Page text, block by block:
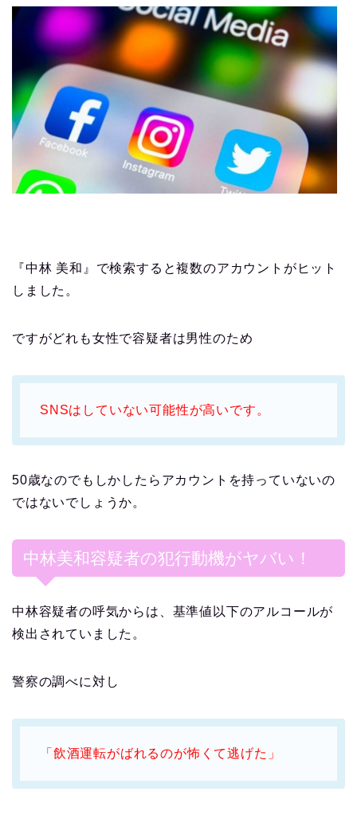
『中林 美和』で検索すると複数のアカウントがヒット
しました。
ですがどれも女性で容疑者は男性のため
SNSはしていない可能性が高いです。
50歳なのでもしかしたらアカウントを持っていないの
ではないでしょうか。
中林美和容疑者の犯行動機がヤバい！
中林容疑者の呼気からは、基準値以下のアルコールが
検出されていました。
警察の調べに対し
「飲酒運転がばれるのが怖くて逃げた」